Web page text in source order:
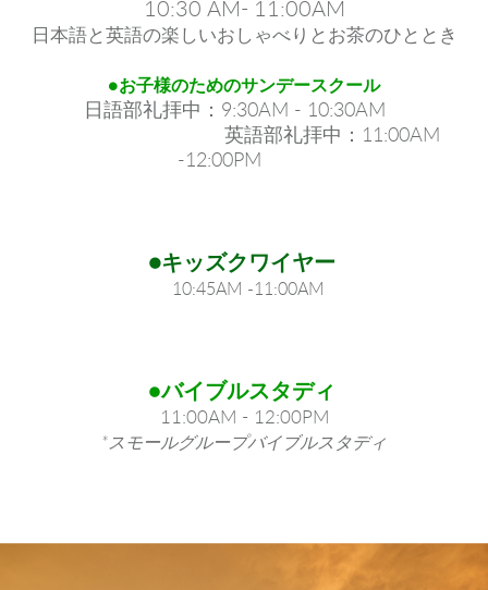
10:30 AM- 11:00AM
日本語と英語の楽しいおしゃべりとお茶のひととき
●お子様のためのサンデースクール
日語部礼拝中：9:30AM - 10:30AM
英語部礼拝中：11:00AM
-12:00PM
●キッズクワイヤー
10:45AM -11:00AM
●バイブルスタディ
11:00AM - 12:00PM
*スモールグループバイブルスタディ